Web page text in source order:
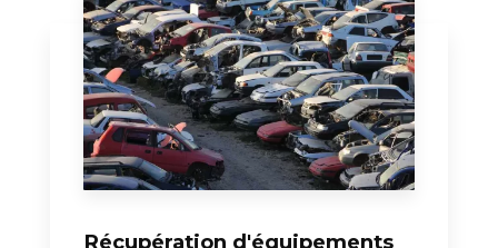
Récupération d'équipements